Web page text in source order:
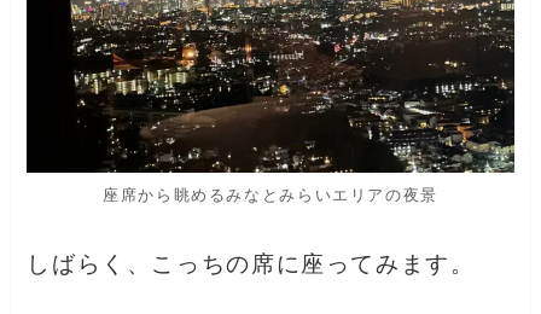
座席から眺めるみなとみらいエリアの夜景
しばらく、こっちの席に座ってみます。